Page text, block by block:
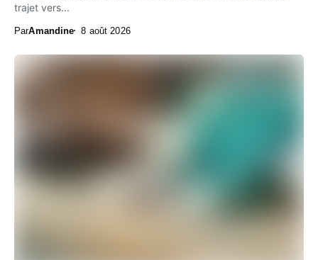
trajet vers...
ParAmandine 8 août 2026